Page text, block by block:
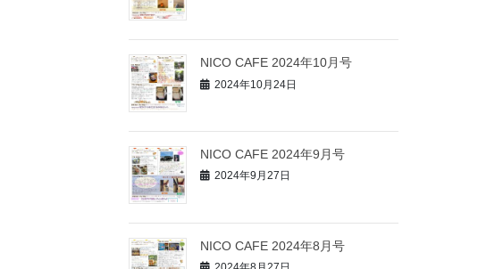
NICO CAFE 2024年10月号
2024年10月24日
NICO CAFE 2024年9月号
2024年9月27日
NICO CAFE 2024年8月号